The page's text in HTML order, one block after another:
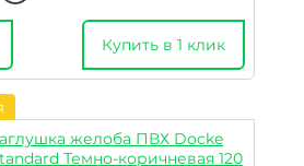
Купить в 1 клик
желоба ПВХ Docke
Темно-коричневая 120